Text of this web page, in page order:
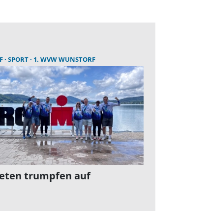
SPORT 1. WVW WUNSTORF
trumpfen auf